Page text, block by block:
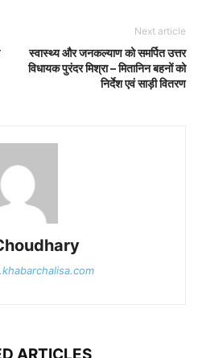
Next article
स्वास्थ्य और जनकल्याण को समर्पित उत्तर
विधायक पुरंदर मिश्रा – मितानिन बहनों को
निर्देश एवं साड़ी वितरण
ARTICLES